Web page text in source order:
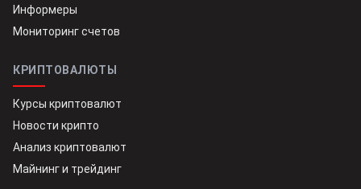
Информеры
Мониторинг счетов
КРИПТОВАЛЮТЫ
Курсы криптовалют
Новости крипто
Анализ криптовалют
Майнинг и трейдинг